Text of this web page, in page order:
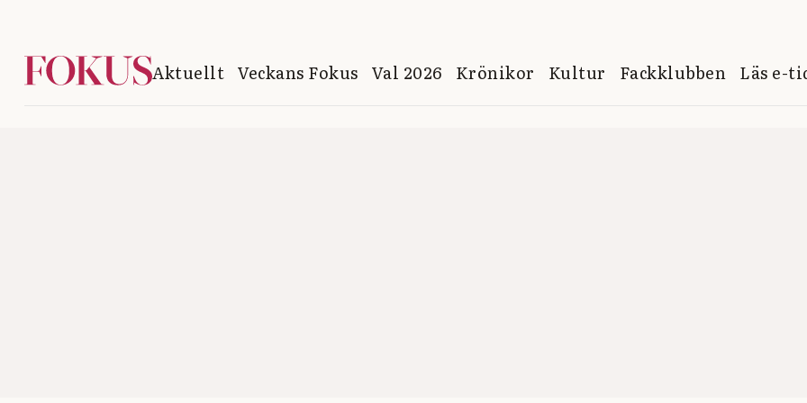
Aktuellt Veckans Fokus Val 2026 Krönikor Kultur Fackklubben Läs e-